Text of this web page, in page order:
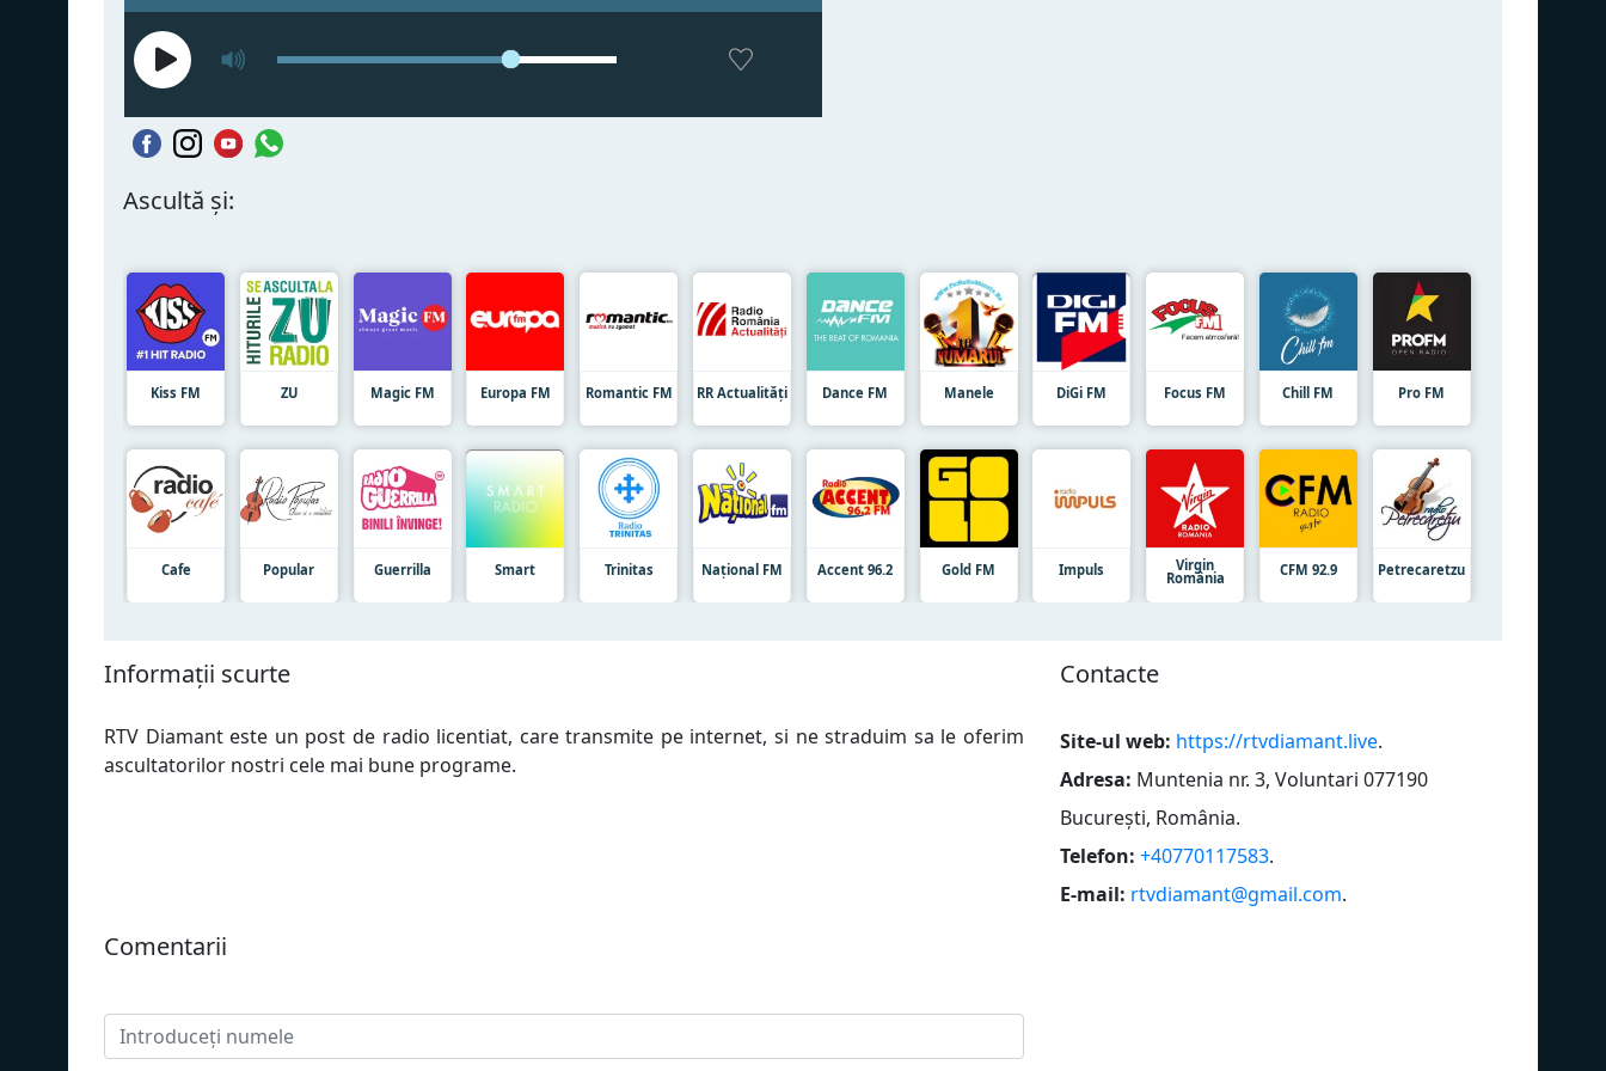
Ascultă și:
Kiss FM ZU Magic FM Europa FM Romantic FM RR Actualități Dance FM Manele DiGi FM Focus FM Chill FM Pro FM
Cafe Popular Guerrilla Smart Trinitas Național FM Accent 96.2 Gold FM Impuls Virgin
România CFM 92.9 Petrecaretzu
Informații scurte
RTV Diamant este un post de radio licentiat, care transmite pe internet, si ne straduim sa le oferim
ascultatorilor nostri cele mai bune programe.
Сontacte
Site-ul web: https://rtvdiamant.live.
Adresa: Muntenia nr. 3, Voluntari 077190
București, România.
Telefon: +40770117583.
E-mail: rtvdiamant@gmail.com.
Сomentarii